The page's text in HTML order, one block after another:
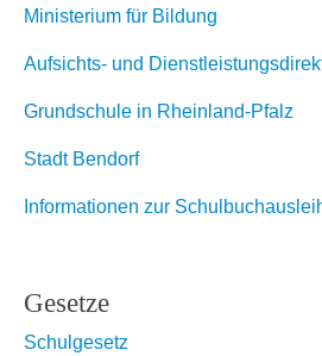
Ministerium für Bildung
Aufsichts- und
Grundschule in Rheinland-Pfalz
Stadt Bendorf
Informationen zur
Gesetze
Schulgesetz